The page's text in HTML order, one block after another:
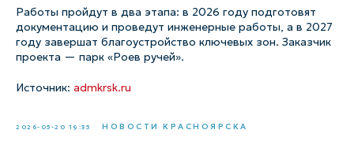
Работы пройдут в два этапа: в 2026 году подготовят
документацию и проведут инженерные работы, а в 2027
году завершат благоустройство ключевых зон. Заказчик
проекта — парк «Роев ручей».
Источник: admkrsk.ru
2026-05-20 19:35 НОВОСТИ КРАСНОЯРСКА